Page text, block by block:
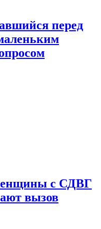
перед
с СДВГ
вызов